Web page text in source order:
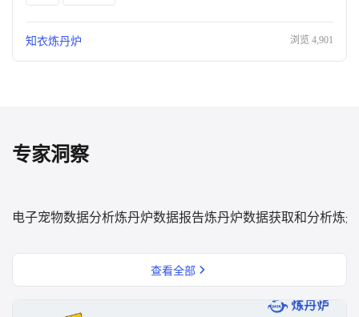
商机推荐
知衣炼丹炉 浏览 4,901
专家洞察
电子宠物数据分析炼丹炉数据报告炼丹炉数据获取和分析炼
查看全部